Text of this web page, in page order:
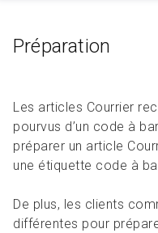
Préparation
Les articles Courrier
pourvus d’un code à
préparer un article
une étiquette code à
De plus, les clients
différentes pour